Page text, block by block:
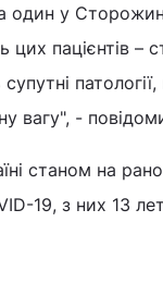
один у
цих пацієнтів –
вагу", -
станом на
19, з них 13